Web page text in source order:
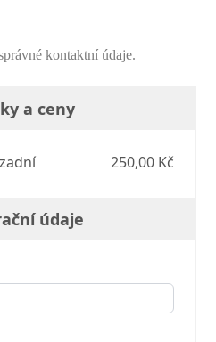
kontaktní údaje.
a ceny
250,00 Kč
údaje